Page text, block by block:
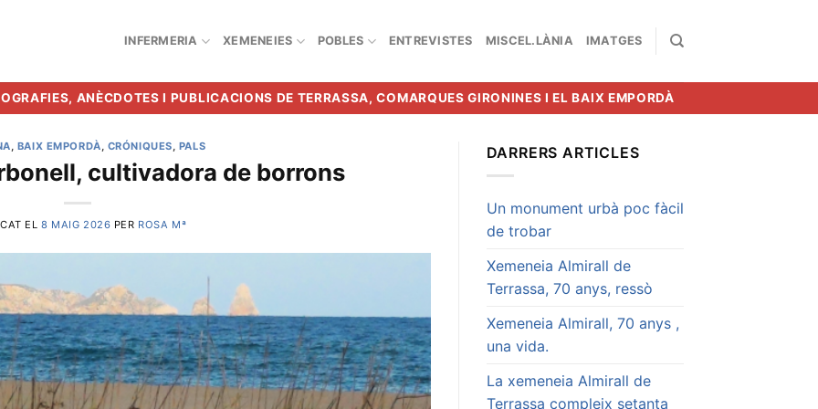
INFERMERIA XEMENEIES POBLES ENTREVISTES MISCEL.LÀNIA IMATGES
ANÈCDOTES I PUBLICACIONS DE TERRASSA, COMARQUES GIRONINES I EL BAIX EMPORDÀ
, BAIX EMPORDÀ, CRÓNIQUES, PALS
cultivadora de borrons
EL8 MAIG 2026 PER ROSA Mª
DARRERS ARTICLES
Un monument urbà poc fàcil
de trobar
Xemeneia Almirall de
Terrassa, 70 anys, ressò
Xemeneia Almirall, 70 anys ,
una vida.
La xemeneia Almirall de
Terrassa compleix setanta